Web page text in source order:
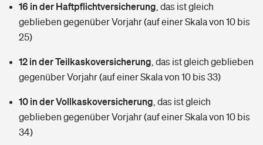
Wer versichert was: Jetzt Versicherer finden
Sie haben Fragen?
Mietkautionsversicherung
Restkreditversicherung
Tools
Kinderinvalidität
Hundehalter-Haftpflicht
Handyversicherung
Tierkrankenversicherung
Zur Übersicht
Tools
Wer versichert was: Jetzt Versicherer finden
16 in der Haftpflichtversicherung das ist gleich
geblieben gegenüber Vorjahr (auf einer Skala von 10 bis
25)
12 in der Teilkaskoversicherung das ist gleich geblieben
gegenüber Vorjahr (auf einer Skala von 10 bis 33)
10 in der Vollkaskoversicherung das ist gleich
geblieben gegenüber Vorjahr (auf einer Skala von 10 bis
34)